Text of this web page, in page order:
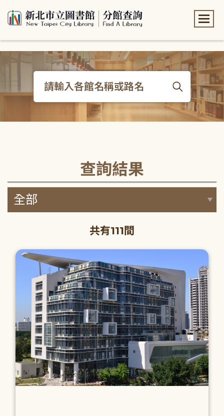
查詢結果
共有111間